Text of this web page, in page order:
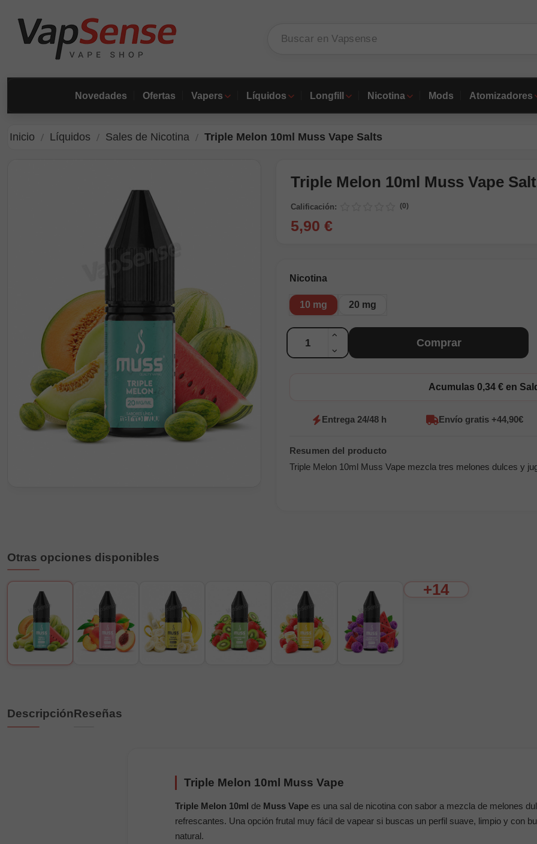
Novedades Ofertas Vapers Líquidos Longfill Nicotina Mods Atomizadores
Inicio Líquidos Sales de Nicotina Triple Melon 10ml Muss Vape Salts
Triple Melon 10ml Muss Vape
Calificación: (0)
5,90 €
Nicotina
10 mg 20 mg
Cantidad
Comprar
Acumulas 0,34 € en
Entrega 24/48 h Envío gratis +44,90€
Triple Melon 10ml Muss Vape mezcla tres melones dulces y
Otras opciones disponibles
+14
DescripciónReseñas
Triple Melon 10ml Muss Vape
Triple Melon 10ml de Muss Vape es una sal de nicotina con sabor a mezcla de melones
refrescantes. Una opción frutal muy fácil de vapear si buscas un perfil suave, limpio y con
natural.